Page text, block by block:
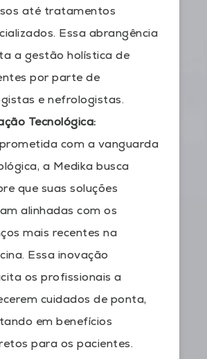
até tratamentos
Essa abrangência
a gestão holística de
por parte de
e nefrologistas.
Tecnológica:
com a vanguarda
a Medika busca
que suas soluções
alinhadas com os
mais recentes na
Essa inovação
os profissionais a
cuidados de ponta,
em benefícios
para os pacientes.